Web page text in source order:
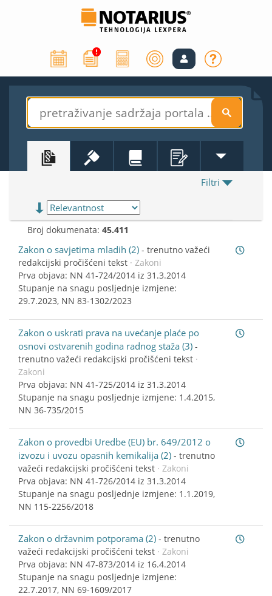
S
Filtri
Broj dokumenata: 45.411
Zakon o savjetima mladih (2) - trenutno važeći
redakcijski pročišćeni tekst · Zakoni
Prva objava: NN 41-724/2014 iz 31.3.2014
Stupanje na snagu posljednje izmjene:
29.7.2023, NN 83-1302/2023
Zakon o uskrati prava na uvećanje plaće po
osnovi ostvarenih godina radnog staža (3) -
trenutno važeći redakcijski pročišćeni tekst ·
Zakoni
Prva objava: NN 41-725/2014 iz 31.3.2014
Stupanje na snagu posljednje izmjene: 1.4.2015,
NN 36-735/2015
Zakon o provedbi Uredbe (EU) br. 649/2012 o
izvozu i uvozu opasnih kemikalija (2) - trenutno
važeći redakcijski pročišćeni tekst · Zakoni
Prva objava: NN 41-726/2014 iz 31.3.2014
Stupanje na snagu posljednje izmjene: 1.1.2019,
NN 115-2256/2018
Zakon o državnim potporama (2) - trenutno
važeći redakcijski pročišćeni tekst · Zakoni
Prva objava: NN 47-873/2014 iz 16.4.2014
Stupanje na snagu posljednje izmjene:
22.7.2017, NN 69-1609/2017